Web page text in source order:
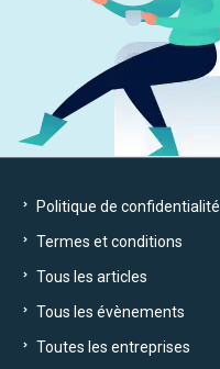
Politique de confidentialité
Termes et conditions
Tous les articles
Tous les évènements
Toutes les entreprises